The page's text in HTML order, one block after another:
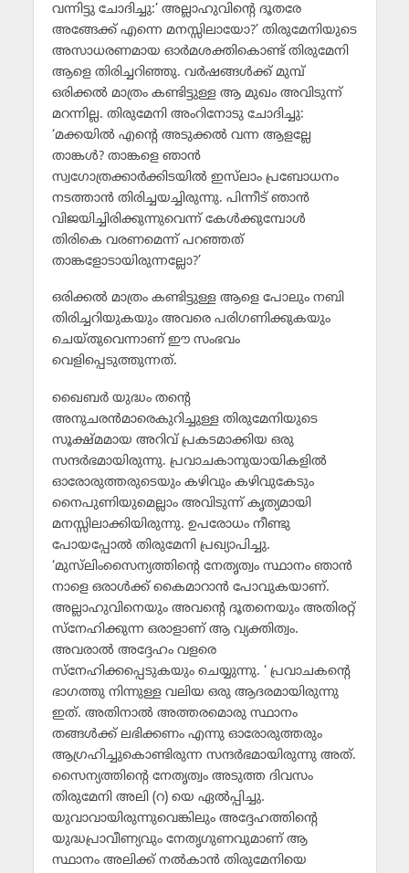
വന്നിട്ടു ചോദിച്ചു:’ അല്ലാഹുവിന്റെ ദൂതരേ
അങ്ങേക്ക് എന്നെ മനസ്സിലായോ?’ തിരുമേനിയുടെ
അസാധരണമായ ഓര്‍മശക്തികൊണ്ട് തിരുമേനി
ആളെ തിരിച്ചറിഞ്ഞു. വര്‍ഷങ്ങള്‍ക്ക് മുമ്പ്
ഒരിക്കല്‍ മാത്രം കണ്ടിട്ടുള്ള ആ മുഖം അവിടുന്ന്
മറന്നില്ല. തിരുമേനി അംറിനോടു ചോദിച്ചു:
‘മക്കയില്‍ എന്റെ അടുക്കല്‍ വന്ന ആളല്ലേ
താങ്കള്‍? താങ്കളെ ഞാന്‍
സ്വഗോത്രക്കാര്‍ക്കിടയില്‍ ഇസ്‌ലാം പ്രബോധനം
നടത്താന്‍ തിരിച്ചയച്ചിരുന്നു. പിന്നീട് ഞാന്‍
വിജയിച്ചിരിക്കുന്നുവെന്ന് കേള്‍ക്കുമ്പോള്‍
തിരികെ വരണമെന്ന് പറഞ്ഞത്
താങ്കളോടായിരുന്നല്ലോ?’
ഒരിക്കല്‍ മാത്രം കണ്ടിട്ടുള്ള ആളെ പോലും നബി
തിരിച്ചറിയുകയും അവരെ പരിഗണിക്കുകയും
ചെയ്തുവെന്നാണ് ഈ സംഭവം
വെളിപ്പെടുത്തുന്നത്.
ഖൈബര്‍ യുദ്ധം തന്റെ
അനുചരന്‍മാരെകുറിച്ചുള്ള തിരുമേനിയുടെ
സൂക്ഷ്മമായ അറിവ് പ്രകടമാക്കിയ ഒരു
സന്ദര്‍ഭമായിരുന്നു. പ്രവാചകാനുയായികളില്‍
ഓരോരുത്തരുടെയും കഴിവും കഴിവുകേടും
നൈപുണിയുമെല്ലാം അവിടുന്ന് കൃത്യമായി
മനസ്സിലാക്കിയിരുന്നു. ഉപരോധം നീണ്ടു
പോയപ്പോല്‍ തിരുമേനി പ്രഖ്യാപിച്ചു.
‘മുസ്‌ലിംസൈന്യത്തിന്റെ നേതൃത്വം സ്ഥാനം ഞാന്‍
നാളെ ഒരാള്‍ക്ക് കൈമാറാന്‍ പോവുകയാണ്.
അല്ലാഹുവിനെയും അവന്റെ ദൂതനെയും അതിരറ്റ്
സ്‌നേഹിക്കുന്ന ഒരാളാണ് ആ വ്യക്തിത്വം.
അവരാല്‍ അദ്ദേഹം വളരെ
സ്‌നേഹിക്കപ്പെടുകയും ചെയ്യുന്നു. ‘ പ്രവാചകന്റെ
ഭാഗത്തു നിന്നുള്ള വലിയ ഒരു ആദരമായിരുന്നു
ഇത്. അതിനാല്‍ അത്തരമൊരു സ്ഥാനം
തങ്ങള്‍ക്ക് ലഭിക്കണം എന്നു ഓരോരുത്തരും
ആഗ്രഹിച്ചുകൊണ്ടിരുന്ന സന്ദര്‍ഭമായിരുന്നു അത്.
സൈന്യത്തിന്റെ നേതൃത്വം അടുത്ത ദിവസം
തിരുമേനി അലി (റ) യെ ഏല്‍പ്പിച്ചു.
യുവാവായിരുന്നുവെങ്കിലും അദ്ദേഹത്തിന്റെ
യുദ്ധപ്രാവീണ്യവും നേതൃഗുണവുമാണ് ആ
സ്ഥാനം അലിക്ക് നല്‍കാന്‍ തിരുമേനിയെ